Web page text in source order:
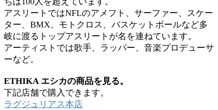
アスリートではNFLのアメフト、サーファー、スケー
ター、BMX、モトクロス、バスケットボールなど多
岐に渡るトップアスリートが名を連ねています。
アーティストでは歌手、ラッパー、音楽プロデューサ
ーなど。
ETHIKA エシカの商品を見る。
下記店舗で購入できます。
ラグジュリアス本店